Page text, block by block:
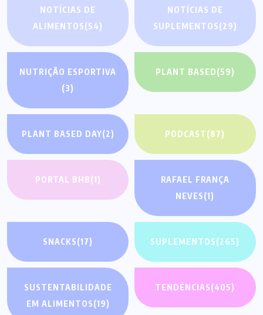
NOTÍCIAS DE
ALIMENTOS(54)
NOTÍCIAS DE
SUPLEMENTOS(29)
NUTRIÇÃO ESPORTIVA
(3)
PLANT BASED(59)
PLANT BASED DAY(2) PODCAST(87)
PORTAL BHB(1)
RAFAEL FRANÇA
NEVES(1)
SNACKS(17) SUPLEMENTOS(265)
SUSTENTABILIDADE
EM ALIMENTOS(19)
TENDÊNCIAS(405)